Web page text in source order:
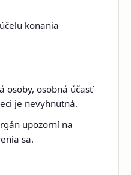
konania
osoby, osobná účasť
je nevyhnutná.
upozorní na
sa.